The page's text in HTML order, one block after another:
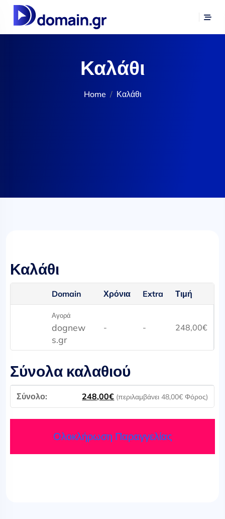
Καλάθι
Home Καλάθι
Καλάθι
Domain Χρόνια Extra Τιμή
Αγορά
dognew
s.gr
- - 248,00€
Σύνολα καλαθιού
248,00€ (περιλαμβάνει48,00€ Φόρος)
Ολοκλήρωση Παραγγελίας